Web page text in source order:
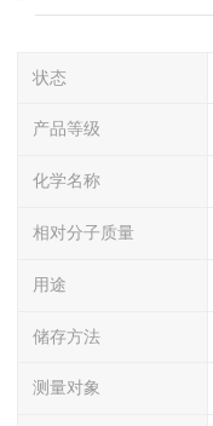
状态
产品等级
化学名称
相对分子质量
用途
储存方法
测量对象